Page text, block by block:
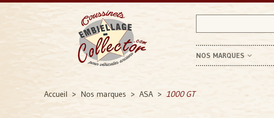
NOS MARQUES
Accueil Nos marques ASA 1000 GT